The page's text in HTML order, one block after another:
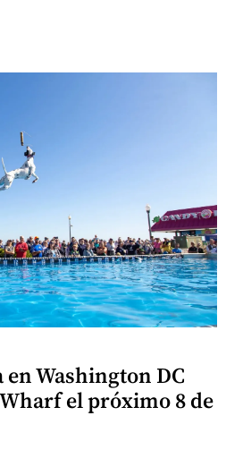
Washington DC
el próximo 8 de